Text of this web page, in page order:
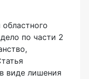
по части 2
виде лишения